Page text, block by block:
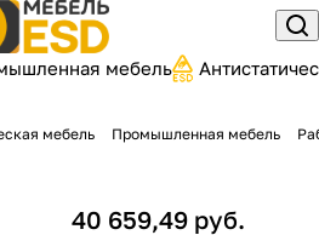
мебель
мебель Промышленная мебель
40 659,49 руб.